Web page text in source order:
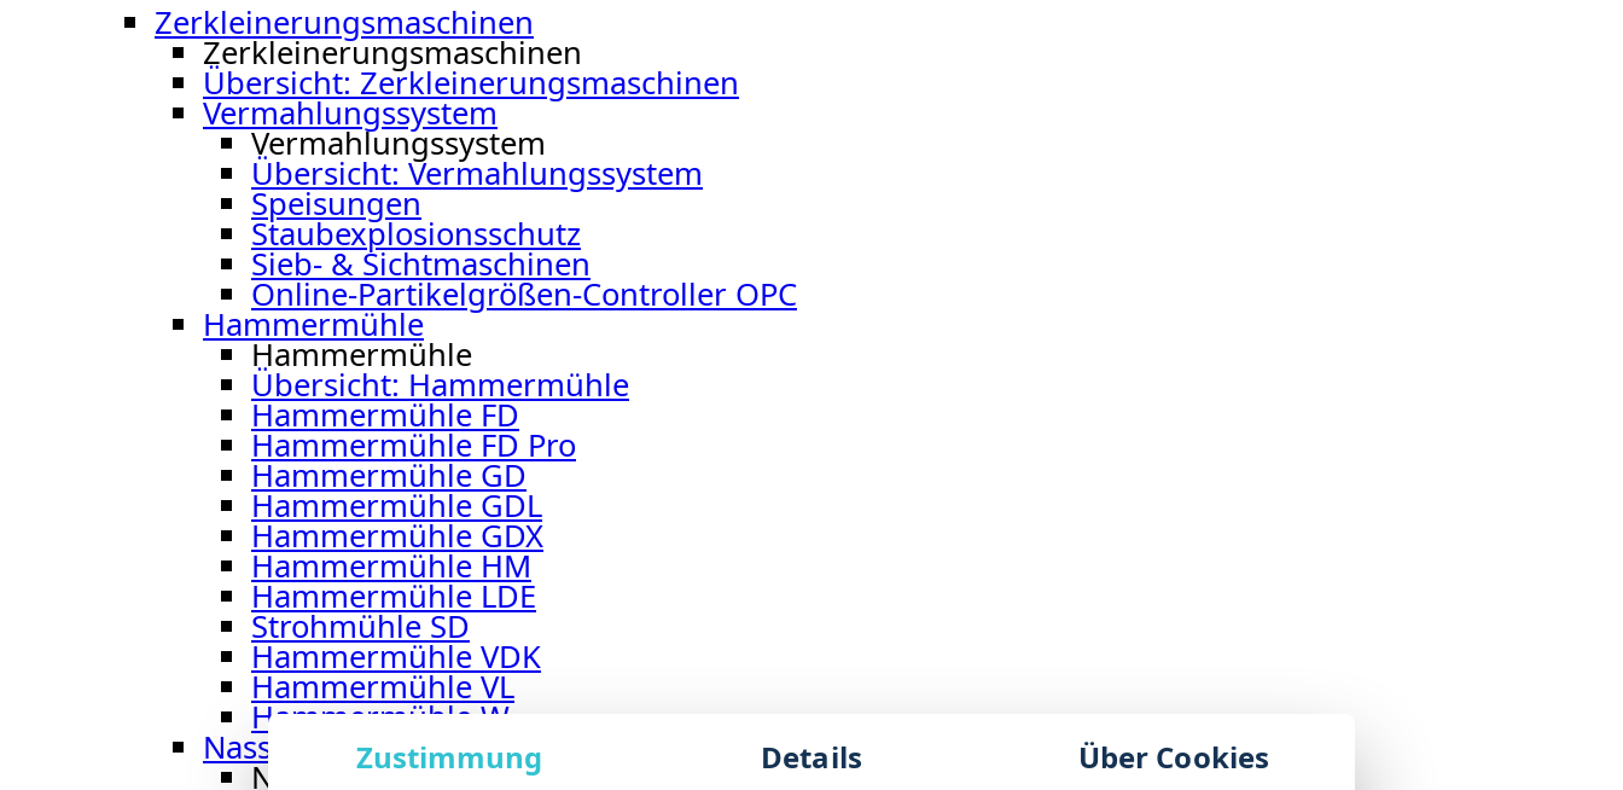
Zustimmung Details Über Cookies
Zerkleinerungs­maschinen
Zerkleinerungs­maschinen
Übersicht: Zerkleinerungsmaschinen
Vermahlungssystem
Vermahlungssystem
Übersicht: Vermahlungssystem
Speisungen
Staubexplosionsschutz
Sieb- & Sichtmaschinen
Online-Partikelgrößen-Controller OPC
Hammermühle
Hammermühle
Übersicht: Hammermühle
Hammermühle FD
Hammermühle FD Pro
Hammermühle GD
Hammermühle GDL
Hammermühle GDX
Hammermühle HM
Hammermühle LDE
Strohmühle SD
Hammermühle VDK
Hammermühle VL
Hammermühle W
Nass-Hammermühle
Nass-Hammermühle